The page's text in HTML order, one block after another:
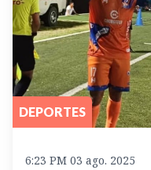
DEPORTES
6:23 PM 03 ago. 2025